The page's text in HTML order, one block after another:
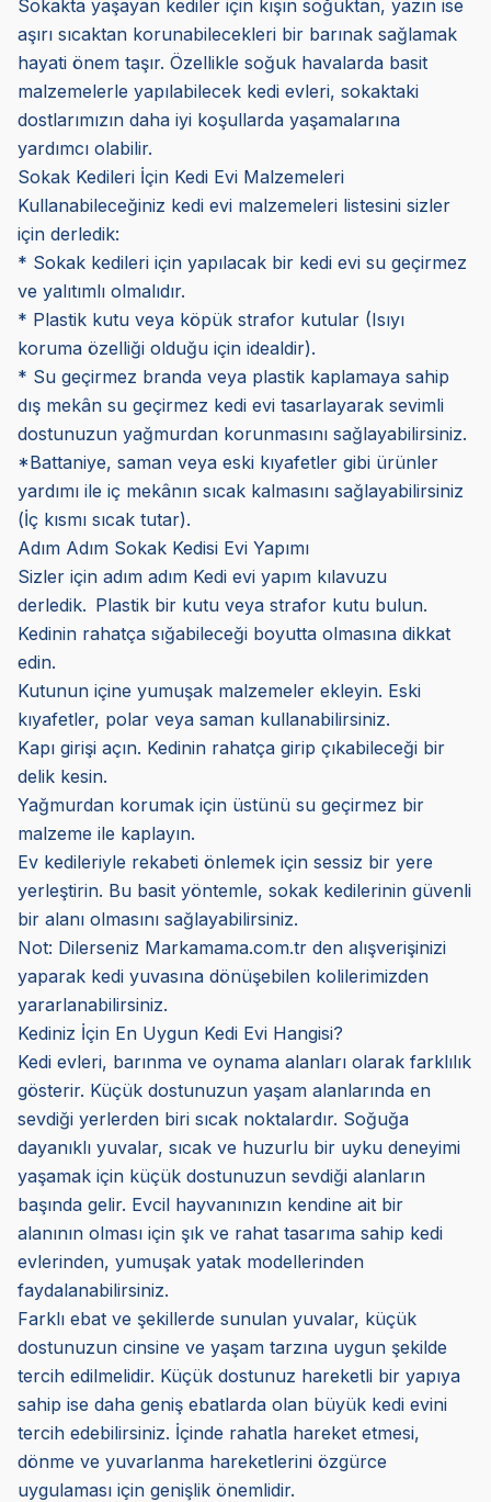
Sokakta yaşayan kediler için kışın soğuktan, yazın ise
aşırı sıcaktan korunabilecekleri bir barınak sağlamak
hayati önem taşır. Özellikle soğuk havalarda basit
malzemelerle yapılabilecek kedi evleri, sokaktaki
dostlarımızın daha iyi koşullarda yaşamalarına
yardımcı olabilir.
Sokak Kedileri İçin Kedi Evi Malzemeleri
Kullanabileceğiniz kedi evi malzemeleri listesini sizler
için derledik:
* Sokak kedileri için yapılacak bir kedi evi su geçirmez
ve yalıtımlı olmalıdır.
* Plastik kutu veya köpük strafor kutular (Isıyı
koruma özelliği olduğu için idealdir).
* Su geçirmez branda veya plastik kaplamaya sahip
dış mekân su geçirmez kedi evi tasarlayarak sevimli
dostunuzun yağmurdan korunmasını sağlayabilirsiniz.
*Battaniye, saman veya eski kıyafetler gibi ürünler
yardımı ile iç mekânın sıcak kalmasını sağlayabilirsiniz
(İç kısmı sıcak tutar).
Adım Adım Sokak Kedisi Evi Yapımı
Sizler için adım adım Kedi evi yapım kılavuzu
derledik. Plastik bir kutu veya strafor kutu bulun.
Kedinin rahatça sığabileceği boyutta olmasına dikkat
edin.
Kutunun içine yumuşak malzemeler ekleyin. Eski
kıyafetler, polar veya saman kullanabilirsiniz.
Kapı girişi açın. Kedinin rahatça girip çıkabileceği bir
delik kesin.
Yağmurdan korumak için üstünü su geçirmez bir
malzeme ile kaplayın.
Ev kedileriyle rekabeti önlemek için sessiz bir yere
yerleştirin. Bu basit yöntemle, sokak kedilerinin güvenli
bir alanı olmasını sağlayabilirsiniz.
Not: Dilerseniz Markamama.com.tr den alışverişinizi
yaparak kedi yuvasına dönüşebilen kolilerimizden
yararlanabilirsiniz.
Kediniz İçin En Uygun Kedi Evi Hangisi?
Kedi evleri, barınma ve oynama alanları olarak farklılık
gösterir. Küçük dostunuzun yaşam alanlarında en
sevdiği yerlerden biri sıcak noktalardır. Soğuğa
dayanıklı yuvalar, sıcak ve huzurlu bir uyku deneyimi
yaşamak için küçük dostunuzun sevdiği alanların
başında gelir. Evcil hayvanınızın kendine ait bir
alanının olması için şık ve rahat tasarıma sahip kedi
evlerinden, yumuşak yatak modellerinden
faydalanabilirsiniz.
Farklı ebat ve şekillerde sunulan yuvalar, küçük
dostunuzun cinsine ve yaşam tarzına uygun şekilde
tercih edilmelidir. Küçük dostunuz hareketli bir yapıya
sahip ise daha geniş ebatlarda olan büyük kedi evini
tercih edebilirsiniz. İçinde rahatla hareket etmesi,
dönme ve yuvarlanma hareketlerini özgürce
uygulaması için genişlik önemlidir.